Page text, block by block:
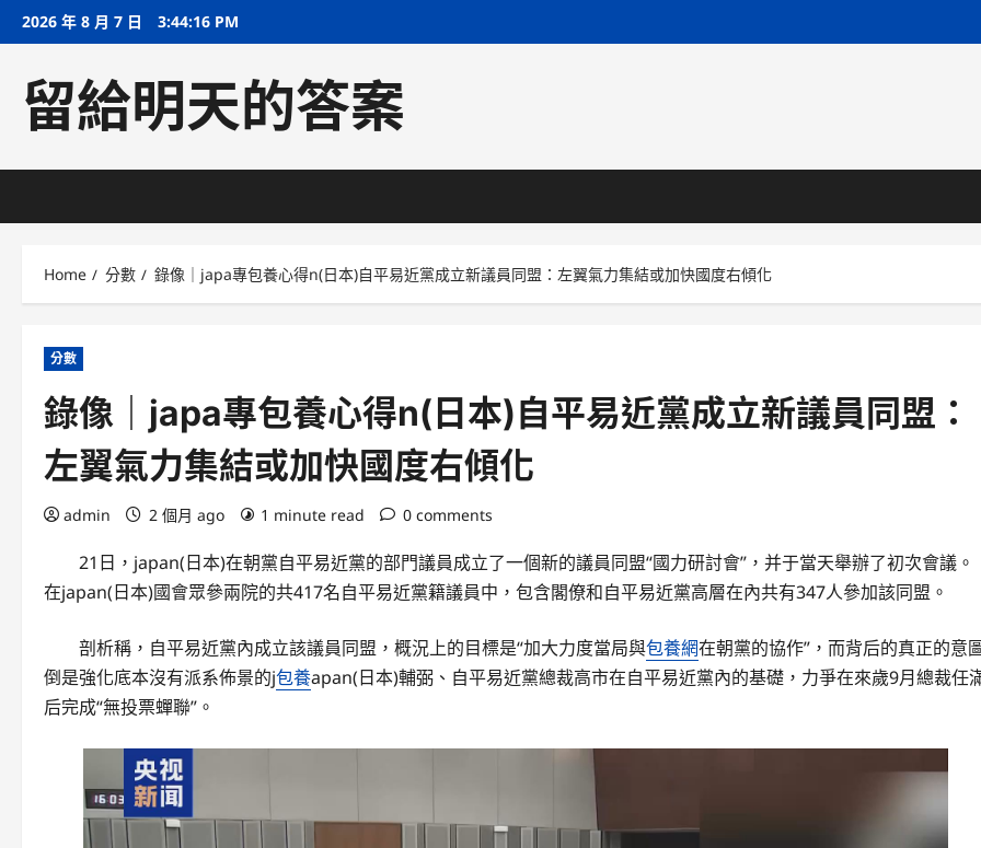
Skip2026 年 8 月 7 日 3:44:17 PM
留給明天的答案
Home 分數 錄像｜japa專包養心得n(日本)自平易近黨成立新議員同盟：左翼氣力集結或加快國度右傾化
分數
錄像｜japa專包養心得n(日本)自平易近黨成立新議員同盟：
左翼氣力集結或加快國度右傾化
admin 2 個月 ago 1 minute read 0 comments
21日，japan(日本)在朝黨自平易近黨的部門議員成立了一個新的議員同盟“國力研討會”，并于當天舉辦了初次會議。
在japan(日本)國會眾參兩院的共417名自平易近黨籍議員中，包含閣僚和自平易近黨高層在內共有347人參加該同盟。
剖析稱，自平易近黨內成立該議員同盟，概況上的目標是“加大力度當局與包養網在朝黨的協作”，而背后的真正的意
倒是強化底本沒有派系佈景的j包養apan(日本)輔弼、自平易近黨總裁高市在自平易近黨內的基礎，力爭在來歲9月總裁任
后完成“無投票蟬聯”。